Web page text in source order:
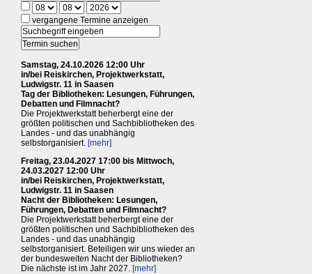
vergangene Termine anzeigen
Samstag, 24.10.2026 12:00 Uhr
in/bei Reiskirchen, Projektwerkstatt,
Ludwigstr. 11 in Saasen
Tag der Bibliotheken: Lesungen, Führungen,
Debatten und Filmnacht?
Die Projektwerkstatt beherbergt eine der
größten politischen und Sachbibliotheken des
Landes - und das unabhängig
selbstorganisiert. [mehr]
Freitag, 23.04.2027 17:00 bis Mittwoch,
24.03.2027 12:00 Uhr
in/bei Reiskirchen, Projektwerkstatt,
Ludwigstr. 11 in Saasen
Nacht der Bibliotheken: Lesungen,
Führungen, Debatten und Filmnacht?
Die Projektwerkstatt beherbergt eine der
größten politischen und Sachbibliotheken des
Landes - und das unabhängig
selbstorganisiert. Beteiligen wir uns wieder an
der bundesweiten Nacht der Bibliotheken?
Die nächste ist im Jahr 2027. [mehr]